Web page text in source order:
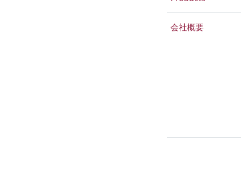
会社概要